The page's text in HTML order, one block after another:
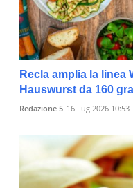
Recla amplia la linea
Hauswurst da 160
Redazione 5 16 Lug 2026 10:53